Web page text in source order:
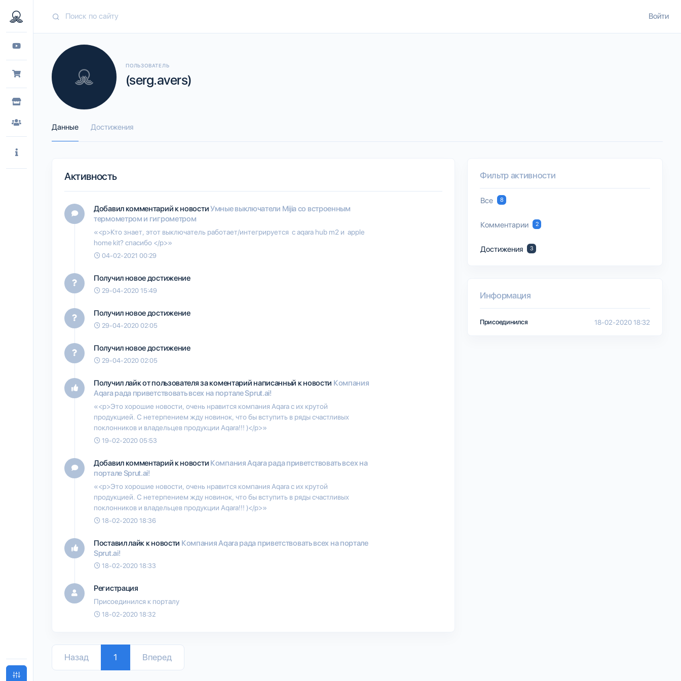
Войти
ПОЛЬЗОВАТЕЛЬ
(serg.avers)
Данные Достижения
Активность
Добавил комментарий к новостиУмные выключатели Mijia со встроенным
термометром и гигрометром
«<p>Кто знает, этот выключатель работает/интегрируется с aqara hub m2 и apple
home kit? спасибо </p>»
04-02-2021 00:29
Получил новое достижение
29-04-2020 15:49
Получил новое достижение
29-04-2020 02:05
Получил новое достижение
29-04-2020 02:05
Получил лайк от пользователяза коментарий написанный к новости Компания
Aqara рада приветствовать всех на портале Sprut.ai!
«<p>Это хорошие новости, очень нравится компания Aqara с их крутой
продукцией. С нетерпением жду новинок, что бы вступить в ряды счастливых
поклонников и владельцев продукции Aqara!!! )</p>»
19-02-2020 05:53
Добавил комментарий к новости Компания Aqara рада приветствовать всех на
портале Sprut.ai!
«<p>Это хорошие новости, очень нравится компания Aqara с их крутой
продукцией. С нетерпением жду новинок, что бы вступить в ряды счастливых
поклонников и владельцев продукции Aqara!!! )</p>»
18-02-2020 18:36
Поставил лайк к новости Компания Aqara рада приветствовать всех на портале
Sprut.ai!
18-02-2020 18:33
Регистрация
Присоединился к порталу
18-02-2020 18:32
Назад 1 Вперед
Фильтр активности
Все 8
Комментарии 2
Достижения 3
Информация
Присоединился 18-02-2020 18:32